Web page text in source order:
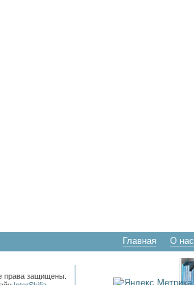
Главная О нас
права защищены.